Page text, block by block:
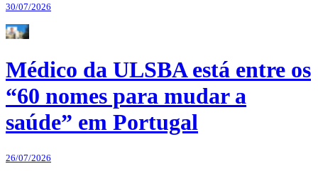
30/07/2026
Médico da ULSBA está entre os
“60 nomes para mudar a
saúde” em Portugal
26/07/2026